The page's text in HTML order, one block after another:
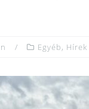
Egyéb, Hírek